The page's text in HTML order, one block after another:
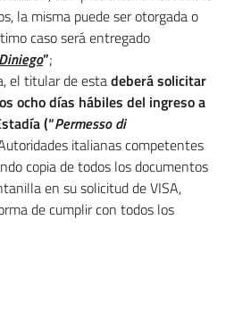
la misma puede ser otorgada o
caso será entregado
”;
el titular de estadeberá solicitar
ocho días hábiles del ingreso a
(“Permesso di
italianas competentes
copia de todos los documentos
en su solicitud de VISA,
de cumplir con todos los